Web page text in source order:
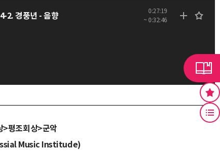
2. 경풍년 - 음향
0:27:19
~ 0:32:46
>평조회상>군악
Music Institude)